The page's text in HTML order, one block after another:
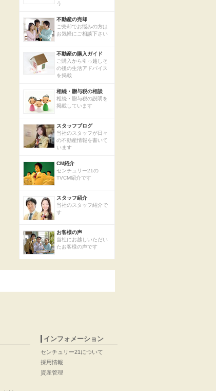
う
不動産の売却
ご売却でお悩みの方は
お気軽にご相談下さい
不動産の購入ガイド
ご購入から引っ越しそ
の後の生活アドバイス
を掲載
相続・贈与税の相談
相続・贈与税の説明を
掲載しています
スタッフブログ
当社のスタッフが日々
の不動産情報を書いて
います
CM紹介
センチュリー21の
TVCM紹介です
スタッフ紹介
当社のスタッフ紹介で
す
お客様の声
当社にお越しいただい
たお客様の声です
インフォメーション
センチュリー21について
採用情報
資産管理